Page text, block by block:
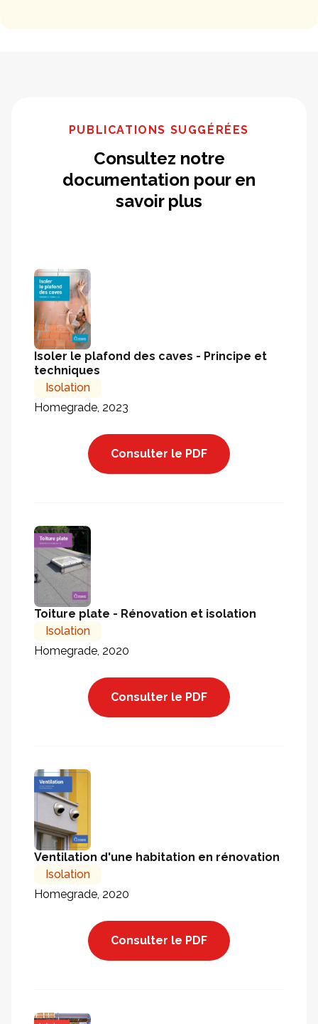
PUBLICATIONS SUGGÉRÉES
Consultez notre
documentation pour en
savoir plus
Isoler le plafond des caves - Principe et
techniques
Isolation
Homegrade, 2023
Consulter le PDF
Toiture plate - Rénovation et isolation
Isolation
Homegrade, 2020
Consulter le PDF
Ventilation d'une habitation en rénovation
Isolation
Homegrade, 2020
Consulter le PDF